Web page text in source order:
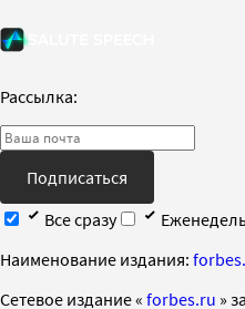
Рассылка:
Подписаться
Все сразу
Наименование издания:
Cетевое издание « forbes.ru »